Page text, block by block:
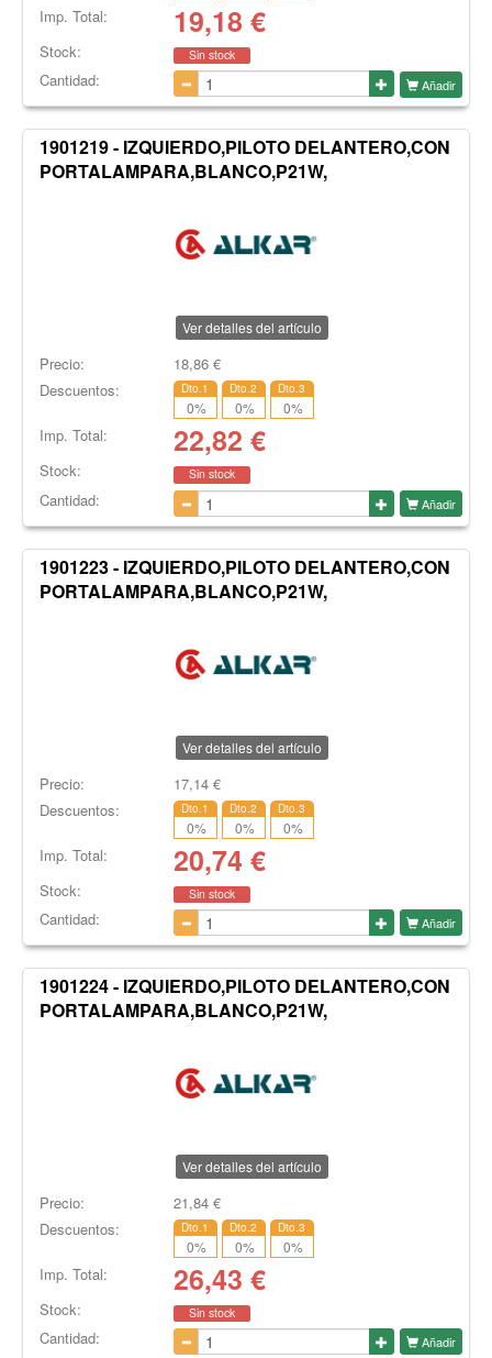
Imp. Total: 19,18 €
Stock: Sin stock
Cantidad: Añadir
1901219 - IZQUIERDO,PILOTO DELANTERO,CON
PORTALAMPARA,BLANCO,P21W,
Ver detalles del artículo
Precio: 18,86€
Descuentos:
Dto.1
0%
Dto.2
0%
Dto.3
0%
Imp. Total: 22,82 €
Stock: Sin stock
Cantidad: Añadir
1901223 - IZQUIERDO,PILOTO DELANTERO,CON
PORTALAMPARA,BLANCO,P21W,
Ver detalles del artículo
Precio: 17,14€
Descuentos:
Dto.1
0%
Dto.2
0%
Dto.3
0%
Imp. Total: 20,74 €
Stock: Sin stock
Cantidad: Añadir
1901224 - IZQUIERDO,PILOTO DELANTERO,CON
PORTALAMPARA,BLANCO,P21W,
Ver detalles del artículo
Precio: 21,84€
Descuentos:
Dto.1
0%
Dto.2
0%
Dto.3
0%
Imp. Total: 26,43 €
Stock: Sin stock
Cantidad: Añadir